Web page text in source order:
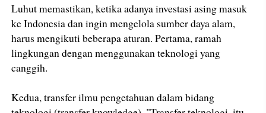
Luhut memastikan, ketika adanya investasi asing masuk
ke Indonesia dan ingin mengelola sumber daya alam,
harus mengikuti beberapa aturan. Pertama, ramah
lingkungan dengan menggunakan teknologi yang
canggih.
Kedua, transfer ilmu pengetahuan dalam bidang